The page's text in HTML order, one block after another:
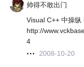
帅得不敢出门
Visual C++ 中操纵
http://
4
2008-10-20